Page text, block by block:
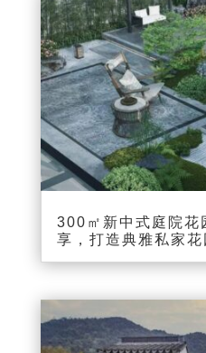
300㎡新中式庭院花
享，打造典雅私家花